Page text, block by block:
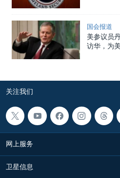
国会报道
美参议员
访华，为
关注我们
网上服务
卫星信息